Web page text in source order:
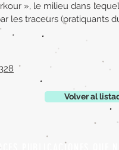
», le milieu dans
les traceurs (pratiquants
Volver al